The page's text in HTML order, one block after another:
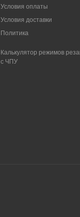
Условия оплаты
Условия доставки
Политика
Калькулятор режимов
с ЧПУ